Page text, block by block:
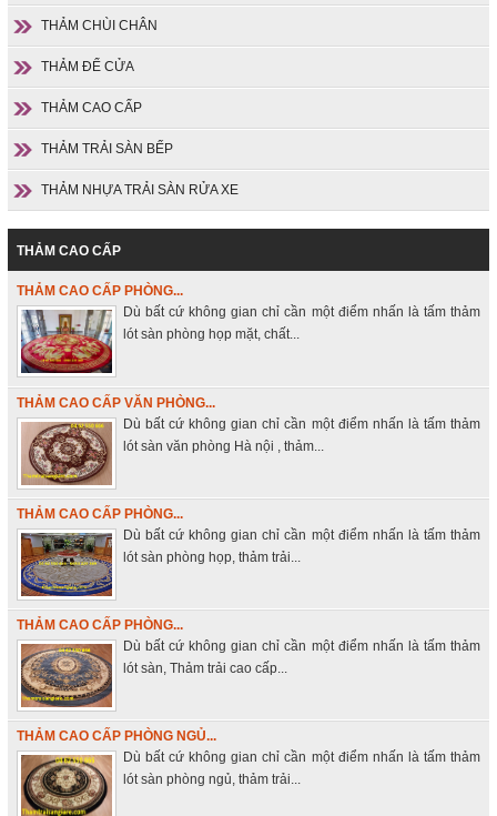
THẢM CHÙI CHÂN
THẢM ĐỂ CỬA
THẢM CAO CẤP
THẢM TRẢI SÀN BẾP
THẢM NHỰA TRẢI SÀN RỬA XE
THẢM CAO CẤP
THẢM CAO CẤP PHÒNG...
Dù bất cứ không gian chỉ cần một điểm nhấn là tấm thảm
lót sàn phòng họp mặt, chất...
THẢM CAO CẤP VĂN PHÒNG...
Dù bất cứ không gian chỉ cần một điểm nhấn là tấm thảm
lót sàn văn phòng Hà nội , thảm...
THẢM CAO CẤP PHÒNG...
Dù bất cứ không gian chỉ cần một điểm nhấn là tấm thảm
lót sàn phòng họp, thảm trải...
THẢM CAO CẤP PHÒNG...
Dù bất cứ không gian chỉ cần một điểm nhấn là tấm thảm
lót sàn, Thảm trải cao cấp...
THẢM CAO CẤP PHÒNG NGỦ...
Dù bất cứ không gian chỉ cần một điểm nhấn là tấm thảm
lót sàn phòng ngủ, thảm trải...